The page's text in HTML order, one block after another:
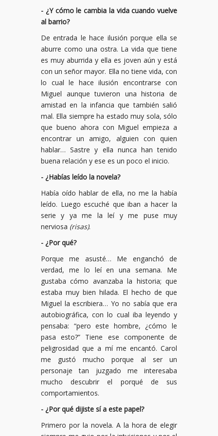
- ¿Y cómo le cambia la vida cuando vuelve
al barrio?
De entrada le hace ilusión porque ella se
aburre como una ostra. La vida que tiene
es muy aburrida y ella es joven aún y está
con un señor mayor. Ella no tiene vida, con
lo cual le hace ilusión encontrarse con
Miguel aunque tuvieron una historia de
amistad en la infancia que también salió
mal. Ella siempre ha estado muy sola, sólo
que bueno ahora con Miguel empieza a
encontrar un amigo, alguien con quien
hablar… Sastre y ella nunca han tenido
buena relación y ese es un poco el inicio.
- ¿Habías leído la novela?
Había oído hablar de ella, no me la había
leído. Luego escuché que iban a hacer la
serie y ya me la leí y me puse muy
nerviosa (risas).
- ¿Por qué?
Porque me asusté… Me enganchó de
verdad, me lo leí en una semana. Me
gustaba cómo avanzaba la historia; que
estaba muy bien hilada. El hecho de que
Miguel la escribiera… Yo no sabía que era
autobiográfica, con lo cual iba leyendo y
pensaba: “pero este hombre, ¿cómo le
pasa esto?” Tiene ese componente de
peligrosidad que a mí me encantó. Carol
me gustó mucho porque al ser un
personaje tan juzgado me interesaba
mucho descubrir el porqué de sus
comportamientos.
- ¿Por qué dijiste sí a este papel?
Primero por la novela. A la hora de elegir